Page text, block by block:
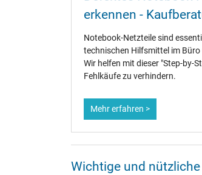
Prüfsiegel
erkennen -
Notebook-Netzteile sind
technischen Hilfsmittel im Büro
Wir helfen mit dieser "Step-by-
Fehlkäufe zu verhindern.
Mehr erfahren >
Wichtige und